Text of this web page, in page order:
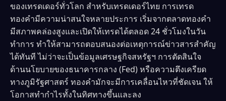
ของเทรดเดอร์ทั่วโลก สำหรับเทรดเดอร์ไทย การเทรด
ทองคำมีความน่าสนใจหลายประการ เริ่มจากตลาดทองคำ
มีสภาพคล่องสูงและเปิดให้เทรดได้ตลอด 24 ชั่วโมงในวัน
ทำการ ทำให้สามารถตอบสนองต่อเหตุการณ์ข่าวสารสำคัญ
ได้ทันที ไม่ว่าจะเป็นข้อมูลเศรษฐกิจสหรัฐฯ การตัดสินใจ
ด้านนโยบายของธนาคารกลาง (Fed) หรือความตึงเครียด
ทางภูมิรัฐศาสตร์ ทองคำมักจะมีการเคลื่อนไหวที่ชัดเจน ให้
โอกาสทำกำไรทั้งในทิศทางขึ้นและลง